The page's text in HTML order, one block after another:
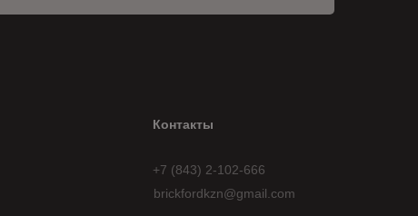
brickfordkzn@gmail.com
Контакты
+7 (843) 2-102-666